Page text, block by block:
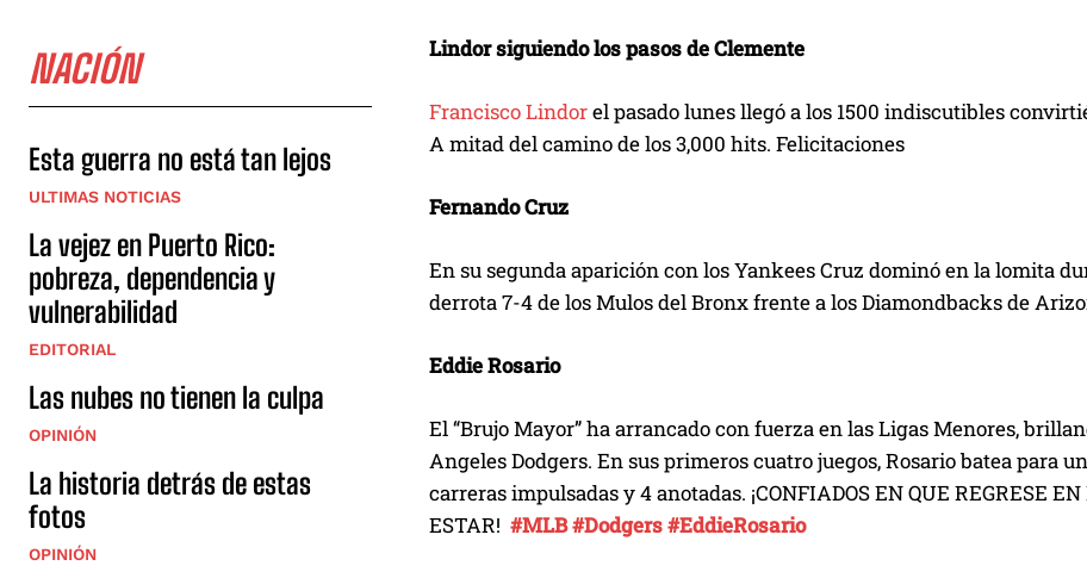
NACIÓN
Esta guerra no está tan lejos
ULTIMAS NOTICIAS
La vejez en Puerto Rico:
pobreza, dependencia y
vulnerabilidad
EDITORIAL
Las nubes no tienen la culpa
OPINIÓN
La historia detrás de estas
fotos
OPINIÓN
Lindor siguiendo los pasos de Clemente
Francisco Lindorel pasado lunes llegó a los 1500 indiscutibles
A mitad del camino de los 3,000 hits. Felicitaciones
Fernando Cruz
En su segunda aparición con los Yankees Cruz dominó en la lomita
derrota 7-4 de los Mulos del Bronx frente a los Diamondbacks de
Eddie Rosario
El “Brujo Mayor” ha arrancado con fuerza en las Ligas Menores,
Angeles Dodgers. En sus primeros cuatro juegos, Rosario batea para
carreras impulsadas y 4 anotadas. ¡CONFIADOS EN QUE REGRESE
ESTAR! #MLB#Dodgers#EddieRosario